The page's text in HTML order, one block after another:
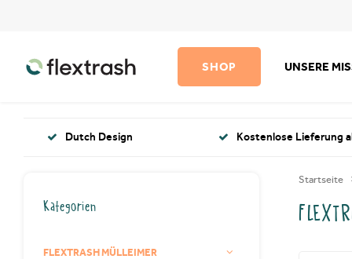
SHOP UNSERE
Dutch Design Kostenlose Lieferung
Kategorien
FLEXTRASH MÜLLEIMER
Startseite